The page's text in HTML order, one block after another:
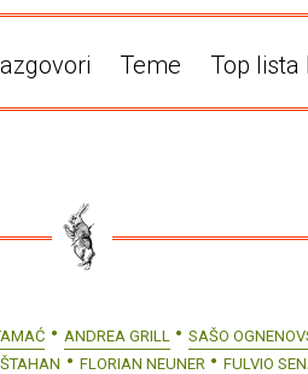
Teme Top lista
ANDREA GRILL SAŠO
FLORIAN NEUNER
FULVIO